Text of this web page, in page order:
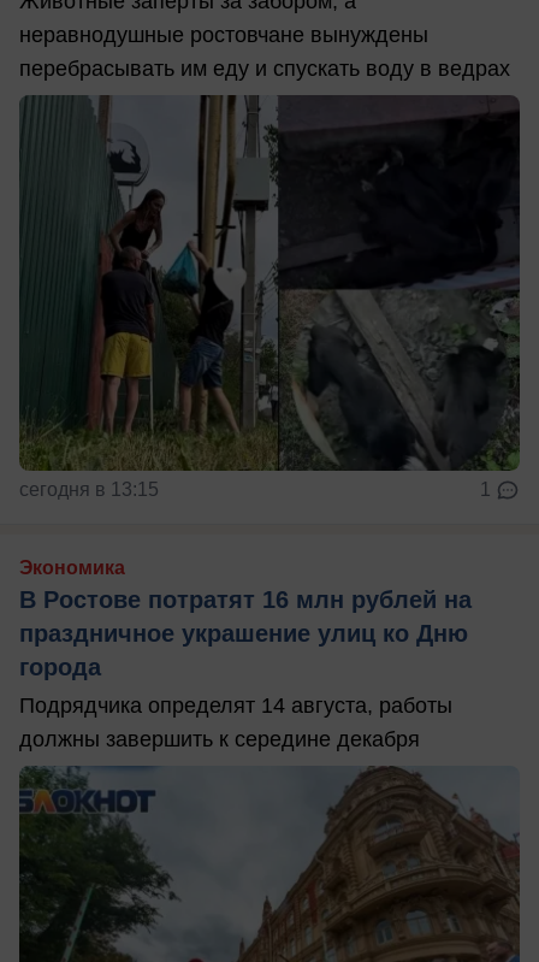
неравнодушные ростовчане вынуждены
перебрасывать им еду и спускать воду в ведрах
сегодня в 13:15 1
Экономика
В Ростове потратят 16 млн рублей на
праздничное украшение улиц ко Дню
города
Подрядчика определят 14 августа, работы
должны завершить к середине декабря